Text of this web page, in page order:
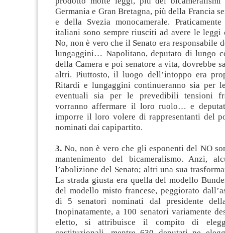
Germania e Gran Bretagna, più della Francia
e della Svezia monocamerale.
italiani sono sempre riusciti ad avere le
No, non è vero che il Senato era responsabile
lungaggini… Napolitano, deputato di lungo
della Camera e poi senatore a vita, dovrebbe
altri. Piuttosto, il luogo dell’intoppo era
Ritardi e lungaggini continueranno sia per
eventuali sia per le prevedibili tensioni
vorranno affermare il loro ruolo… e
imporre il loro volere di rappresentanti del
nominati dai capipartito.
3. No, non è vero che gli esponenti del NO
mantenimento del bicameralismo. Anzi,
l’abolizione del Senato; altri una sua
La strada giusta era quella del modello
del modello misto francese, peggiorato
di 5 senatori nominati dal presidente
Inopinatamente, a 100 senatori variamente
eletto, si attribuisce il compito di